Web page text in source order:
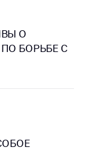
О
БОРЬБЕ С